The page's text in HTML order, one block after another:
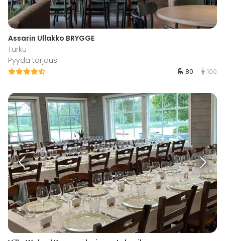
Assarin Ullakko BRYGGE
Turku
Pyydä tarjous
80 100